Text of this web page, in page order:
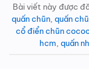
Bài viết này được
quấn chũn, quấn
cổ điển chũn
hcm, quấn